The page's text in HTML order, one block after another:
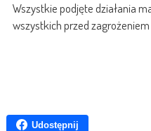
Wszystkie podjęte działania
wszystkich przed zagrożeniem
Udostępnij